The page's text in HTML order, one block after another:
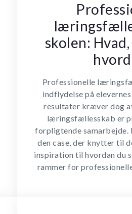
skolen:
Professionelle
indflydelse på
resultater kræver dog
læringsfællesskab er
forpligtende samarbejde.
den case, der knytter til
inspiration til hvordan du
rammer for